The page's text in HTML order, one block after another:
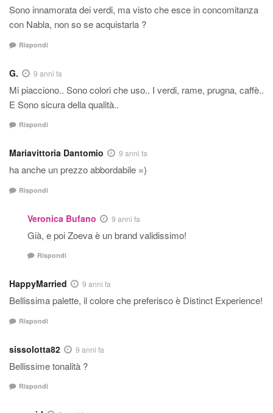
Sono innamorata dei verdi, ma visto che esce in concomitanza
con Nabla, non so se acquistarla ?
Rispondi
G. 9 anni fa
Mi piacciono.. Sono colori che uso.. I verdi, rame, prugna, caffè..
E Sono sicura della qualità..
Rispondi
Mariavittoria Dantomio 9 anni fa
ha anche un prezzo abbordabile =)
Rispondi
Veronica Bufano 9 anni fa
Già, e poi Zoeva è un brand validissimo!
Rispondi
HappyMarried 9 anni fa
Bellissima palette, il colore che preferisco è Distinct Experience!
Rispondi
sissolotta82 9 anni fa
Bellissime tonalità ?
Rispondi